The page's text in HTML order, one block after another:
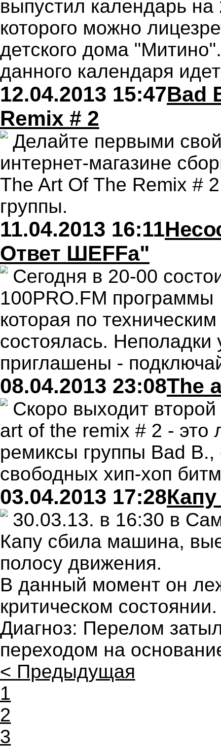
выпустил календарь на
которого можно
детского дома
данного календаря
12.04.2013 15:47Bad
Remix # 2
Делайте первыми
интернет-магазине
The Art Of The Remix #
группы.
11.04.2013 16:11
Ответ ШЕFFa"
Сегодня в 20-00
100PRO.FM
которая по
состоялась. Неполадки
приглашены -
08.04.2013 23:08The
Скоро выходит
art of the remix # 2 - это
ремиксы группы Bad B.,
свободных хип-хоп
03.04.2013 17:28
30.03.13. в 16:30 в
Капу сбила машина,
полосу движения.
В данный момент он
критическом состоянии.
Диагноз: Перелом
переходом на
< Предыдущая
1
2
3